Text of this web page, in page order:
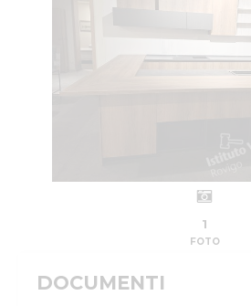
1
FOTO
DOCUMENTI